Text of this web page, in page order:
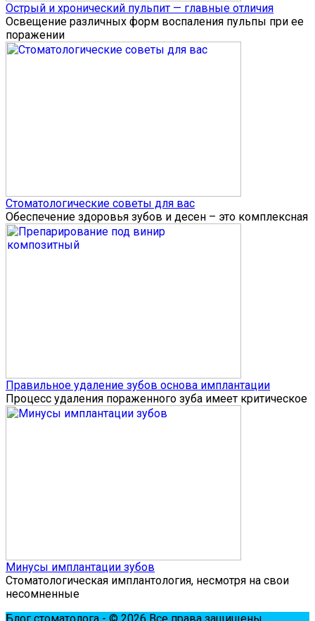
Острый и хронический пульпит — главные отличия
Освещение различных форм воспаления пульпы при ее
поражении
Стоматологические советы для вас
Обеспечение здоровья зубов и десен – это комплексная
Правильное удаление зубов основа имплантации
Процесс удаления пораженного зуба имеет критическое
Минусы имплантации зубов
Стоматологическая имплантология, несмотря на свои
несомненные
Блог стоматолога - © 2026 Все права защищены